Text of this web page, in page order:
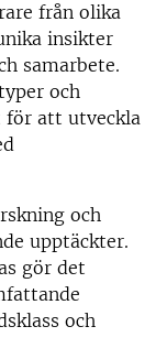
från olika
insikter
samarbete.
och
för att utveckla
och
upptäckter.
gör det
och